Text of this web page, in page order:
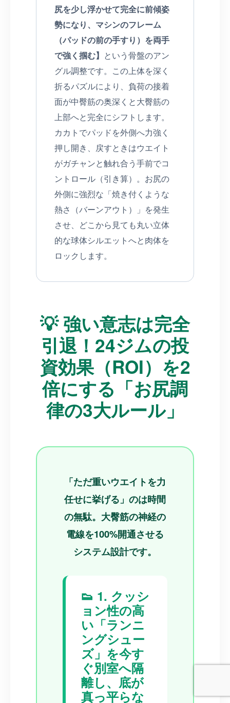
尻を少し浮かせて完全に前傾姿
勢になり、マシンのフレーム
（パッドの前の手すり）を両手
で強く掴む】 という骨盤のアン
グル調整です。この上体を深く
折るパズルにより、負荷の接着
面が中臀筋の奥深くと大臀筋の
上部へと完全にシフトします。
カカトでパッドを外側へ力強く
押し開き、戻すときはウエイト
がガチャンと触れ合う手前でコ
ントロール（引き算）。お尻の
外側に強烈な「焼き付くような
熱さ（バーンアウト）」を発生
させ、どこから見ても丸い立体
的な球体シルエットへと肉体を
ロックします。
💡 強い意志は完全
引退！24ジムの投
資効果（ROI）を2
倍にする「お尻調
律の3大ルール」
「ただ重いウエイトを力
任せに挙げる」のは時間
の無駄。大臀筋の神経の
電線を100%開通させる
システム設計です。
👟 1. クッシ
ョン性の高
い「ランニ
ングシュー
ズ」を今す
ぐ別室へ隔
離し、底が
真っ平らな